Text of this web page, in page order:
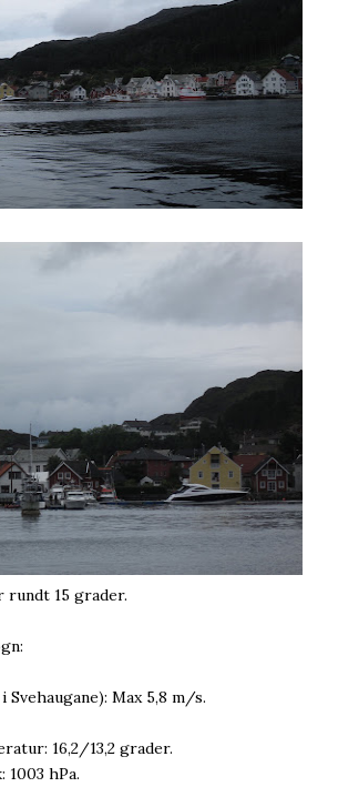
rundt 15 grader.
Svehaugane): Max 5,8 m/s.
16,2/13,2 grader.
hPa.